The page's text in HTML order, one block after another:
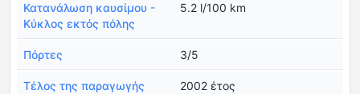
Κατανάλωση καυσίμου -
Κύκλος εκτός πόλης
5.2 l/100 km
Πόρτες 3/5
Τέλος της παραγωγής 2002 έτος